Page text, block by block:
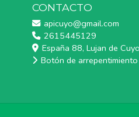
CONTACTO
apicuyo@gmail.com
2615445129
España 88, Lujan de
Botón de arrepentimiento